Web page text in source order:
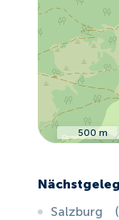
500 m
Salzburg (